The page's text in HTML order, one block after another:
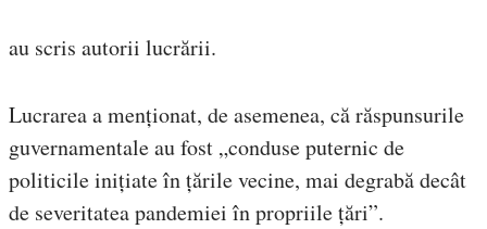
au scris autorii lucrării.
Lucrarea a menționat, de asemenea, că răspunsurile
guvernamentale au fost „conduse puternic de
politicile inițiate în țările vecine, mai degrabă decât
de severitatea pandemiei în propriile țări”.